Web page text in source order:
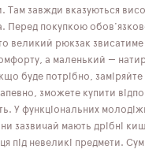
Там завжди вказуються
Перед покупкою
великий рюкзак звисатиме
а маленький —
буде потрібно,
зможете купити
У функціональних
зазвичай мають дрібні
під невеликі предмети.